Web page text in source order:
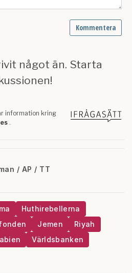
/ AP / TT
Huthirebellerna
Jemen
Riyah
Världsbanken